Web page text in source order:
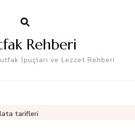
Rehberi
İpuçları ve Lezzet Rehberi
tarifleri